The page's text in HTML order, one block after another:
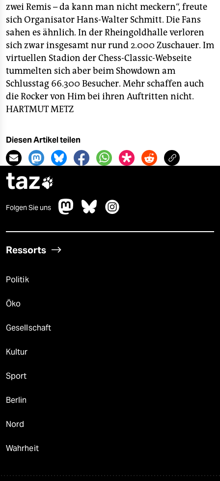
zwei Remis – da kann man nicht meckern“, freute
sich Organisator Hans-Walter Schmitt. Die Fans
sahen es ähnlich. In der Rheingoldhalle verloren
sich zwar insgesamt nur rund 2.000 Zuschauer. Im
virtuellen Stadion der Chess-Classic-Webseite
tummelten sich aber beim Showdown am
Schlusstag 66.300 Besucher. Mehr schaffen auch
die Rocker von Him bei ihren Auftritten nicht.
HARTMUT METZ
Diesen Artikel teilen
taz
Folgen Sie uns
Ressorts
Politik
Öko
Gesellschaft
Kultur
Sport
Berlin
Nord
Wahrheit